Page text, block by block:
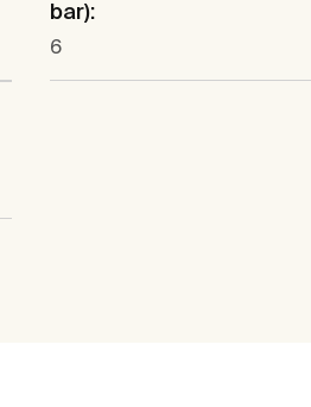
bar):
6